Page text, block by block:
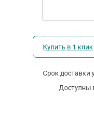
Купить в 1 клик
Срок доставки
Доступны